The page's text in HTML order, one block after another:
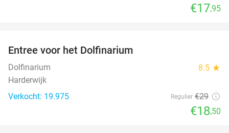
€17,95
Entree voor het Dolfinarium
Dolfinarium 8.5 star
Harderwijk
Verkocht: 19.975
Regulier €29
€18,50